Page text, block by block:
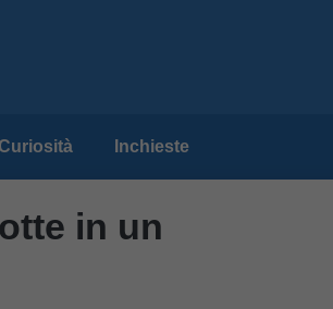
Inchieste
in un